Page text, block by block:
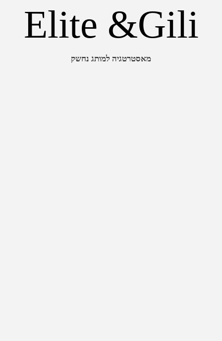
Elite &Gili
מאסטרטגיה למותג נחשק